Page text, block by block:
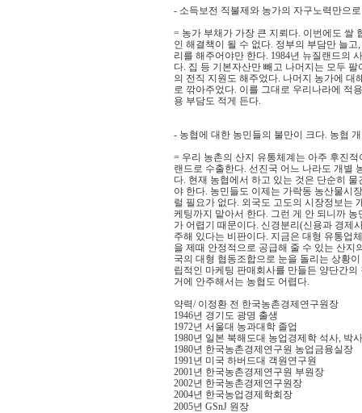
- 소득보전 직불제와 농가의 자구노력만으
= 농가 부채가 가장 큰 지뢰다. 이번에도 쌀
인 해결책이 될 수 없다. 정부의 부담만 늘
리를 해주어야만 한다. 1984년 뉴질랜드의
다. 집 등 기본자산만 빼고 나머지는 모두
의 전직 지원도 해주었다. 나머지 농가에
로 깎아주었다. 이를 그대로 우리나라에 적
용 부담도 적게 든다.
- 농협에 대한 농민들의 불만이 크다. 농협
= 우리 농촌의 산지 유통체계는 아주 후진
랜드로 수출한다. 선진국 어느 나라도 개별
다. 현재 농협에서 하고 있는 것은 단순히
야 한다. 농민들도 이제는 가락동 농산물시
럴 필요가 없다. 외국도 고도의 시장정보는
케팅까지 맡아서 한다. 그런 게 안 되니까
가 어렵기 때문이다. 신경분리(신용과 경제
주해 있다는 비판이다. 지금은 대형 유통업
을 제때 안정적으로 공급해 줄 수 있는 산지
국의 대형 협동조합으로 눈을 돌리는 상황
립적인 마케팅 판매회사를 만들든 양단간
거에 안주해서는 농협도 어렵다.
약력/ 이정환 전 한국농촌경제연구원장
1946년 경기도 광명 출생
1972년 서울대 농과대학 졸업
1980년 일본 북해도대 농업경제학 석사, 박사
1980년 한국농촌경제연구원 농업금융실장
1991년 미국 하버드대 객원연구원
2001년 한국농촌경제연구원 부원장
2002년 한국농촌경제연구원장
2004년 한국농업경제학회장
2005년 GSnJ 원장